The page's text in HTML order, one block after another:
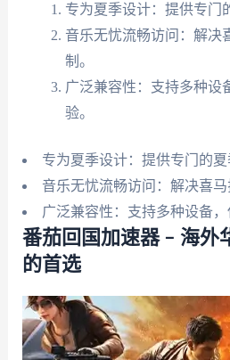
专为夏季设计：提供专门
音乐无忧流畅访问：解决
制。
广泛兼容性：支持多种设
验。
专为夏季设计：提供专门的夏
音乐无忧流畅访问：解决喜马
广泛兼容性：支持多种设备，
番茄回国加速器 – 海外
的首选